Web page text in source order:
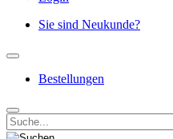
Sie sind Neukunde?
Bestellungen